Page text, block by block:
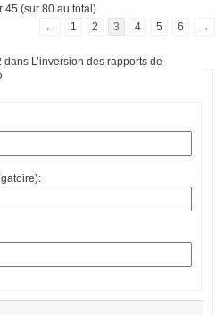
45 (sur 80 au total)
←
1 2 3 4 5 6 →
L’inversion des rapports de